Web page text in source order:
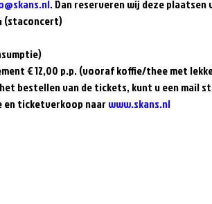
. Dan reserveren wij deze plaatsen
(staconcert)
€ 12,00 p.p. (vooraf koffie/thee met
bestellen van de tickets, kunt u een mail
en ticketverkoop naar www.skans.nl